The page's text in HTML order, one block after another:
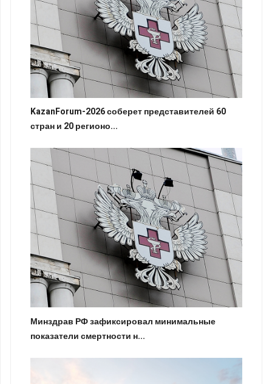
KazanForum-2026 соберет представителей 60
стран и 20 регионо...
Минздрав РФ зафиксировал минимальные
показатели смертности н...